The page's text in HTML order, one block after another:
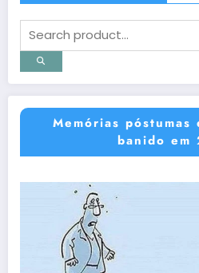
Memórias
banido em